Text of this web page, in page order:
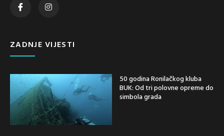
ZADNJE VIJESTI
50 godina Ronilačkog kluba
BUK: Od tri polovne opreme do
simbola grada